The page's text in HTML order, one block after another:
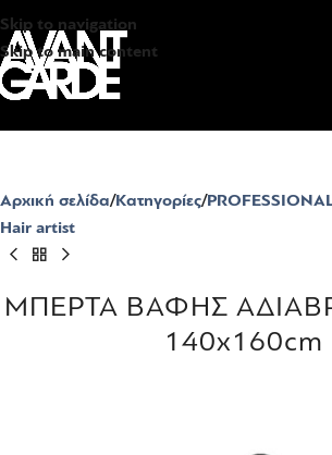
Skip to navigation
Skip to main content
Αρχική σελίδα Κατηγορίες
Hair artist
ΜΠΕΡΤΑ ΒΑΦΗΣ
140x160cm